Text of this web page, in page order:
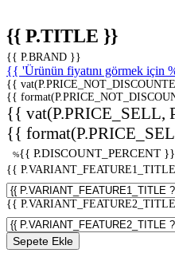
{{ P.TITLE }}
{{ P.BRAND }}
{{ 'Ürünün fiyatını görmek için
{{
{{
{{ vat(P.PRICE_SELL,
{{
%{{ P.DISCOUNT_PERCENT }}
{{
{{
Sepete Ekle